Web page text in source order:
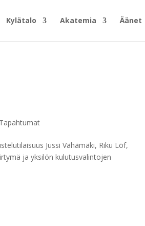
Kylätalo Akatemia Äänet
Tapahtumat
Jussi Vähämäki, Riku Löf,
ja yksilön kulutusvalintojen